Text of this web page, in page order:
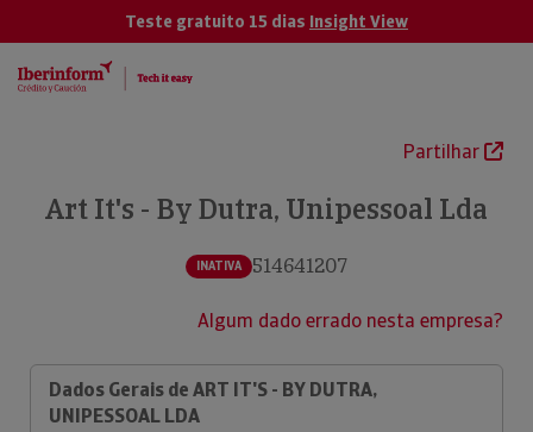
Teste gratuito 15 dias Insight View
Partilhar
Art It's - By Dutra, Unipessoal Lda
INATIVA 514641207
Algum dado errado nesta empresa?
Dados Gerais de ART IT'S - BY DUTRA,
UNIPESSOAL LDA